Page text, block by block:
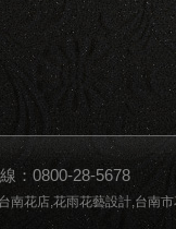
：0800-28-5678
南花店,花雨花藝設計,台南